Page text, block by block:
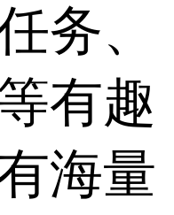
务、
有趣
海量